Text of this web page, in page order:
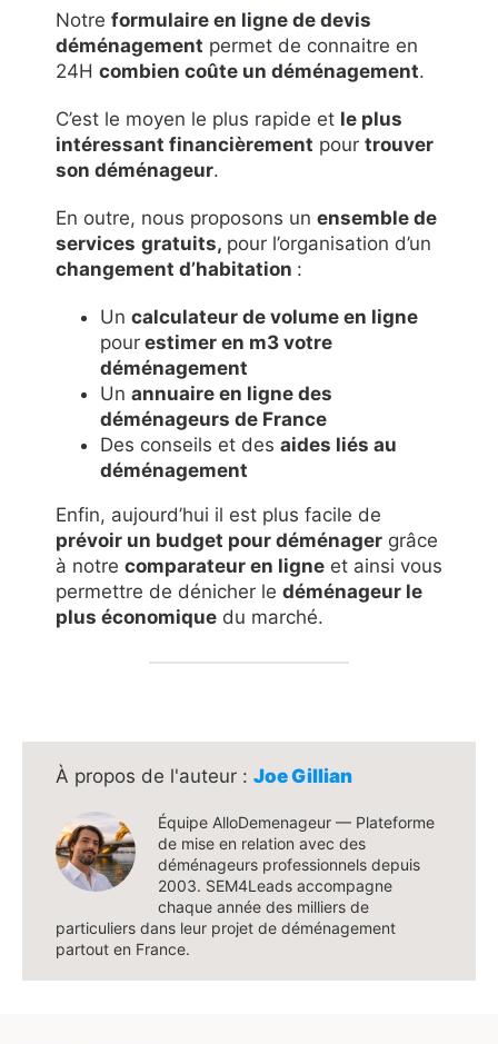
Notre formulaire en ligne de devis
déménagement permet de connaitre en
24H combien coûte un déménagement.
C’est le moyen le plus rapide et le plus
intéressant financièrement pour trouver
son déménageur.
En outre, nous proposons un ensemble de
services gratuits, pour l’organisation d’un
changement d’habitation :
Un calculateur de volume en ligne
pour estimer en m3 votre
déménagement
Un annuaire en ligne des
déménageurs de France
Des conseils et des aides liés au
déménagement
Enfin, aujourd’hui il est plus facile de
prévoir un budget pour déménager grâce
à notre comparateur en ligne et ainsi vous
permettre de dénicher le déménageur le
plus économique du marché.
Joe Gillian
Équipe AlloDemenageur — Plateforme
de mise en relation avec des
déménageurs professionnels depuis
2003. SEM4Leads accompagne
chaque année des milliers de
particuliers dans leur projet de déménagement
partout en France.